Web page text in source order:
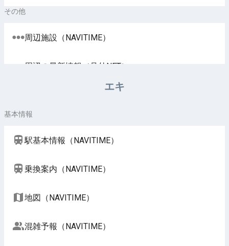
その他
周辺施設（NAVITIME）
周辺の最新情報（号外NET）
エキ
基本情報
駅基本情報（NAVITIME）
乗換案内（NAVITIME）
地図（NAVITIME）
混雑予報（NAVITIME）